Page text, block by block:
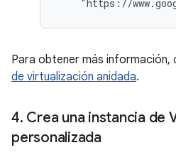
Para obtener más información,
de virtualización anidada.
4. Crea una instancia de
personalizada